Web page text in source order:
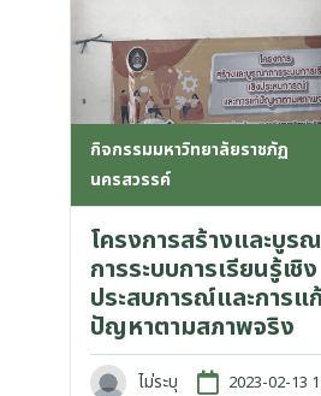
กิจกรรมมหาวิทยาลัยราชภัฏ
นครสวรรค์
โครงการสร้างและบูร
การระบบการเรียนรู้เชิง
ประสบการณ์และการแก้
ปัญหาตามสภาพจริง
ไม่ระบุ 2023-02-13